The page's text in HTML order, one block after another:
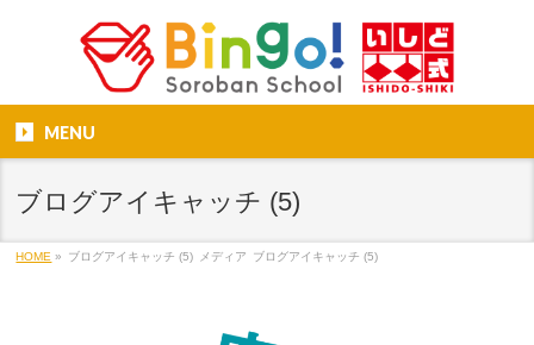
MENU
ブログアイキャッチ (5)
HOME » ブログアイキャッチ (5) メディア ブログアイキャッチ (5)